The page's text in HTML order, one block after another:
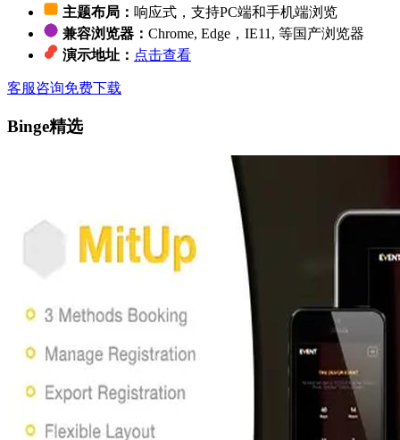
主题布局： 响应式，支持PC端和手机端浏览
兼容浏览器： Chrome, Edge，IE11, 等国产浏览器
演示地址： 点击查看
客服咨询免费下载
Binge精选